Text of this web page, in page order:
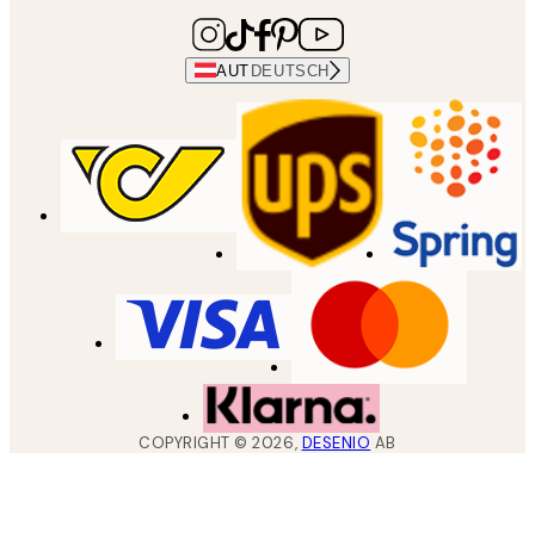
AUT DEUTSCH
COPYRIGHT ©2026, DESENIO AB